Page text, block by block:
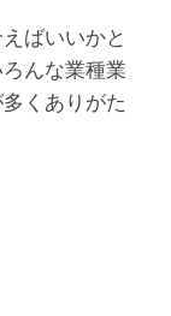
ばいいかと
んな業種業
くありがた